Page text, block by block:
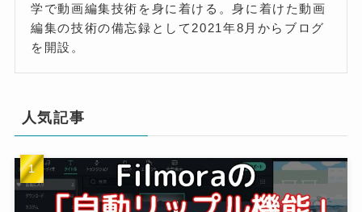
学で動画編集技術を身に着ける。身に着けた動画
編集の技術の備忘録として2021年8月からブログ
を開設。
人気記事